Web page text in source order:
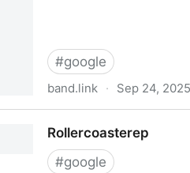
#google
band.link · Sep 24, 2025
Rollercoasterep
#google